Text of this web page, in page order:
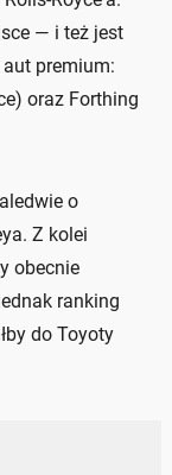
— i też jest
aut premium:
oraz Forthing
o
Z kolei
obecnie
ranking
do Toyoty